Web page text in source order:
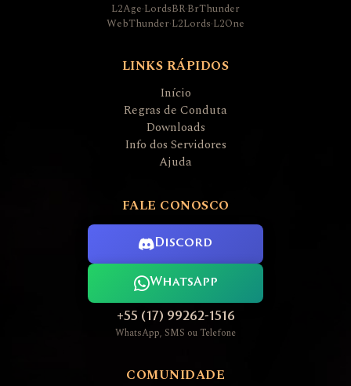
L2Age·LordsBR·BrThunder
WebThunder·L2Lords·L2One
LINKS RÁPIDOS
Início
Regras de Conduta
Downloads
Info dos Servidores
Ajuda
FALE CONOSCO
Discord
WhatsApp
+55 (17) 99262-1516
WhatsApp, SMS ou Telefone
COMUNIDADE